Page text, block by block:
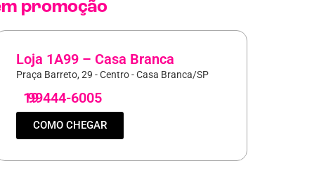
promoção
Loja 1A99 – Casa Branca
Praça Barreto, 29 - Centro - Casa Branca/SP
19
99444-6005
COMO CHEGAR